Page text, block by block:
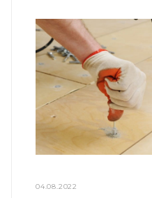
04.08.2022